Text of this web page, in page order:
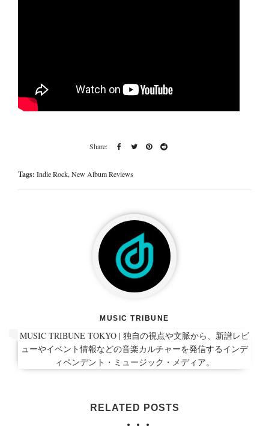
Tags: Indie Rock,New Album Reviews
MUSIC TRIBUNE
MUSIC TRIBUNE TOKYO | 独自の視点や文脈から、新譜レビ
ューやイベント情報などの音楽カルチャーを発信するインデ
ィペンデント・ミュージック・メディア。
RELATED POSTS